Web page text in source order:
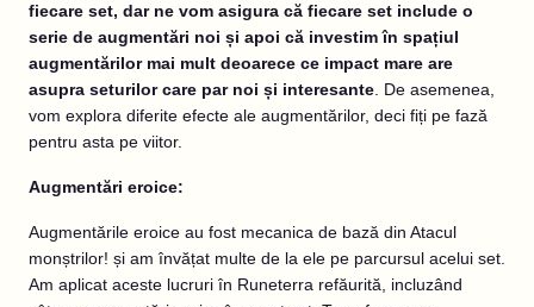
fiecare set, dar ne vom asigura că fiecare set include o
serie de augmentări noi și apoi că investim în spațiul
augmentărilor mai mult deoarece ce impact mare are
asupra seturilor care par noi și interesante. De asemenea,
vom explora diferite efecte ale augmentărilor, deci fiți pe fază
pentru asta pe viitor.
Augmentări eroice:
Augmentările eroice au fost mecanica de bază din Atacul
monștrilor! și am învățat multe de la ele pe parcursul acelui set.
Am aplicat aceste lucruri în Runeterra refăurită, incluzând